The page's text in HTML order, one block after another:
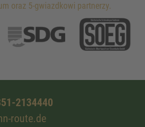
oraz 5-gwiazdkowi partnerzy.
2134440
route.de